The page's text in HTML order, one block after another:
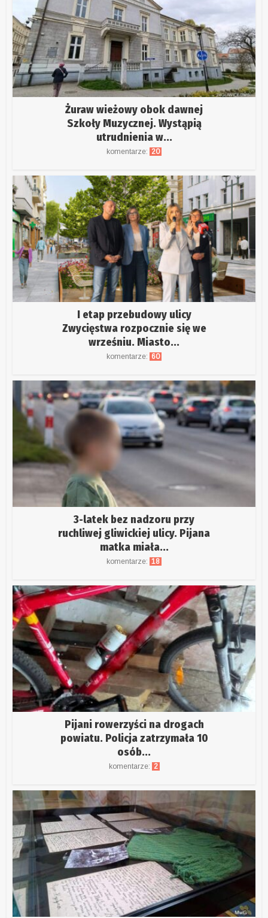
Żuraw wieżowy obok dawnej
Szkoły Muzycznej. Wystąpią
utrudnienia w...
komentarze: 20
I etap przebudowy ulicy
Zwycięstwa rozpocznie się we
wrześniu. Miasto...
komentarze: 60
3-latek bez nadzoru przy
ruchliwej gliwickiej ulicy. Pijana
matka miała...
komentarze: 18
Pijani rowerzyści na drogach
powiatu. Policja zatrzymała 10
osób...
komentarze: 2